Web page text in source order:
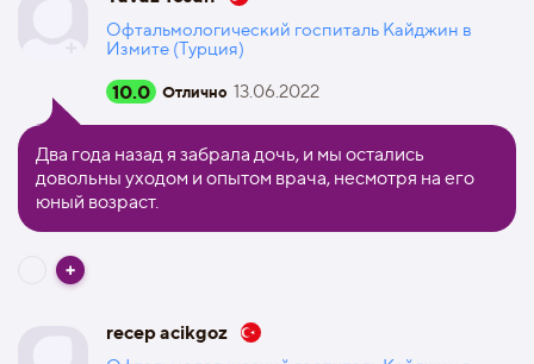
Офтальмологический госпиталь Кайджин в
Измите (Турция)
10.0 Отлично 13.06.2022
Два года назад я забрала дочь, и мы остались
довольны уходом и опытом врача, несмотря на его
юный возраст.
recep acikgoz